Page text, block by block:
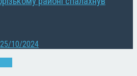
25/10/2024